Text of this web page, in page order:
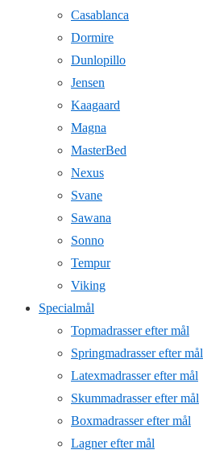
Casablanca
Dormire
Dunlopillo
Jensen
Kaagaard
Magna
MasterBed
Nexus
Svane
Sawana
Sonno
Tempur
Viking
Specialmål
Topmadrasser efter mål
Springmadrasser efter mål
Latexmadrasser efter mål
Skummadrasser efter mål
Boxmadrasser efter mål
Lagner efter mål